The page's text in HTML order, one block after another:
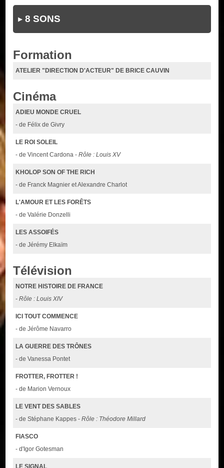
8 SONS
Formation
ATELIER "DIRECTION D'ACTEUR" DE BRICE CAUVIN
Cinéma
ADIEU MONDE CRUEL
- de Félix de Givry
LE ROI SOLEIL
- de Vincent Cardona -Rôle : Louis XV
KHOLOP SON OF THE RICH
- de Franck Magnier et Alexandre Charlot
L'AMOUR ET LES FORÊTS
- de Valérie Donzelli
LES ASSOIFÉS
- de Jérémy Elkaïm
Télévision
NOTRE HISTOIRE DE FRANCE
-Rôle : Louis XIV
ICI TOUT COMMENCE
- de Jérôme Navarro
LA GUERRE DES TRÔNES
- de Vanessa Pontet
FROTTER, FROTTER !
- de Marion Vernoux
LE VENT DES SABLES
- de Stéphane Kappes -Rôle : Théodore Millard
FIASCO
- d'Igor Gotesman
LE SIGNAL